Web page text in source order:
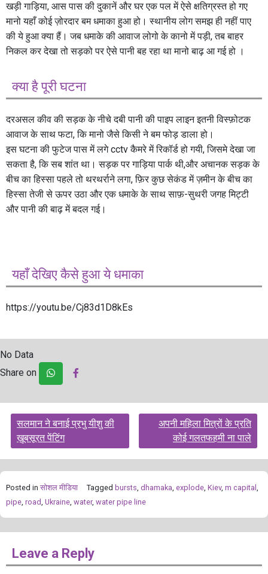
खड़ी गाड़िया, आस पास की दुकानें और घर एक पल में ऐसे क्षतिग्रस्त हो गए
मानो यहाँ कोई ज़ोरदार बम धमाका हुआ हो। स्थानीय लोग समझ ही नहीं पाए
की ये हुआ क्या हैं। जब धमाके की आवाज लोगो के कानो में पड़ी, तब बाहर
निकल कर देखा तो सड़को पर ऐसे पानी बह रहा था मानो बाढ़ आ गई हो ।
क्या है पूरी घटना
दरअसल कीव की सड़क के नीचे दबी पानी की पाइप लाइन इतनी विस्फ़ोटक
आवाज के साथ फटा, कि मानो जैसे किसी ने बम फोड़ डाला हो।
इस घटना की फुटेज पास में लगे cctv कैमरे में रिकॉर्ड हो गयी, जिसमे देखा जा
सकता है, कि सब शांत था। सड़क पर गाड़िया पार्क थी,और अचानक सड़क के
बीच का हिस्सा पहले तो थरथर्राने लगा, फ़िर कुछ सेकंड में ज़मीन के बीच का
हिस्सा तेजी से ऊपर उठा और एक धमाके के साथ साफ़-सुथरी जगह मिट्टी
और पानी की बाढ़ में बदल गई।
यहाँ देखिए कैसे हुआ ये धमाका
https://youtu.be/Cj83d1D8kEs
No Data
Share on
Post
navigation
सलमान ने बनाई प्रभु यीशु की
ख़ूबसूरत पेंटिंग
अपनी महिला मित्रों के प्रति
कोई गलतफहमी ना पाले
Posted in सोशल मीडिया Tagged bursts dhamaka explode Kiev, m capital
pipe road Ukraine water, water pipe line
Leave a Reply